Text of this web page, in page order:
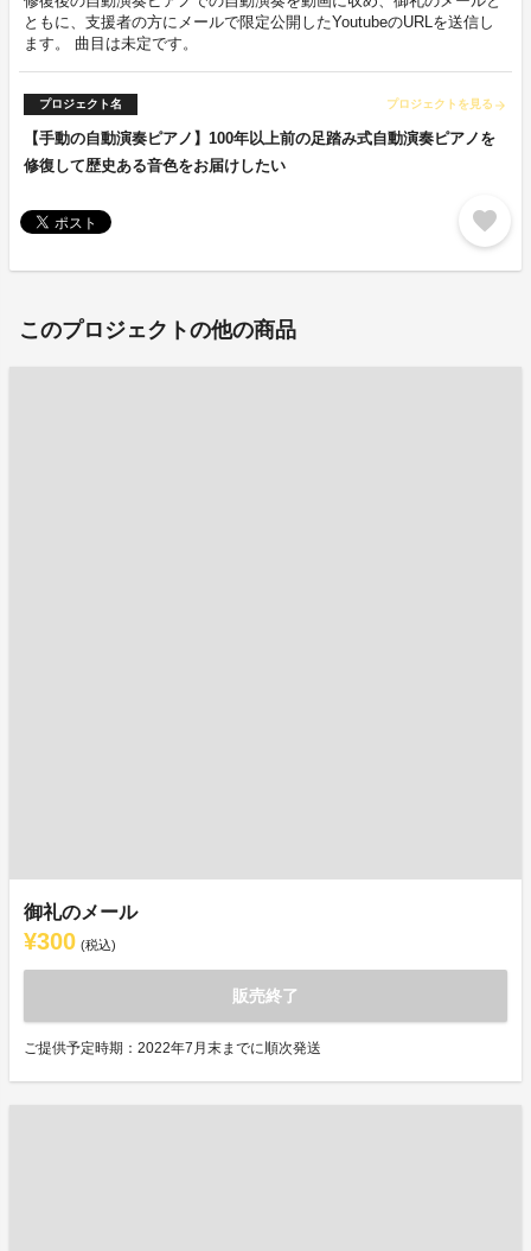
ともに、支援者の方にメールで限定公開したYoutubeのURLを送信し
ます。 曲目は未定です。
プロジェクト名 プロジェクトを見る arrow_forward
【手動の自動演奏ピアノ】100年以上前の足踏み式自動演奏ピアノを
修復して歴史ある音色をお届けしたい
favorite
このプロジェクトの他の商品
御礼のメール
¥300 (税込)
販売終了
ご提供予定時期：2022年7月末までに順次発送